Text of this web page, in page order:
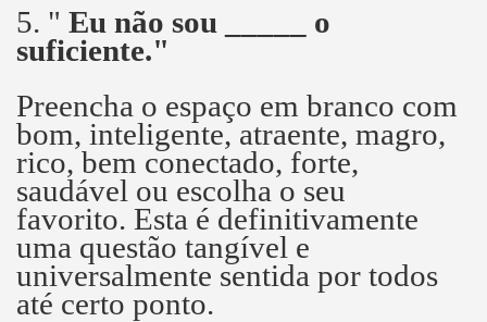
5. " Eu não sou _____ o
suficiente."
Preencha o espaço em branco com
bom, inteligente, atraente, magro,
rico, bem conectado, forte,
saudável ou escolha o seu
favorito. Esta é definitivamente
uma questão tangível e
universalmente sentida por todos
até certo ponto.